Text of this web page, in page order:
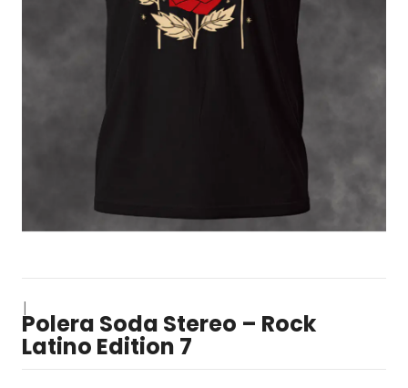
|
Polera Soda Stereo – Rock
Latino Edition 7